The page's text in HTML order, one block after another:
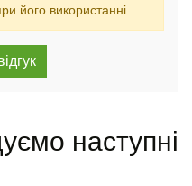
його використанні.
наступні